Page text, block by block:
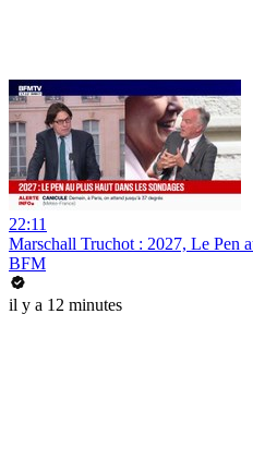
22:11
Marschall Truchot : 2027, Le Pen
BFM
il y a 12 minutes